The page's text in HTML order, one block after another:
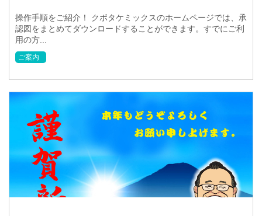
操作手順をご紹介！ クボタケミックスのホームページでは、承
認図をまとめてダウンロードすることができます。すでにご利
用の方...
ご案内